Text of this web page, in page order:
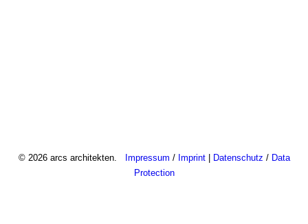
© 2026 arcs architekten. Impressum / Imprint| Datenschutz / Data
Protection